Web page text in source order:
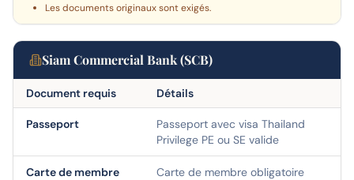
Les documents originaux sont exigés.
Siam Commercial Bank (SCB)
Document requis Détails
Passeport
Passeport avec visa Thailand
Privilege PE ou SE valide
Carte de membre
Carte de membre obligatoire